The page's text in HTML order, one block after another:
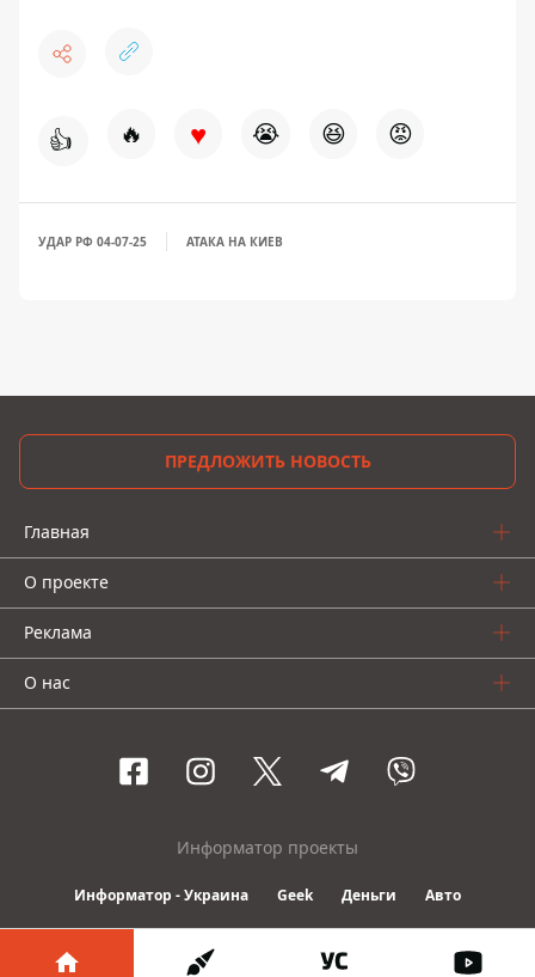
👍 🔥 ♥ 😭 😆 😡
УДАР РФ 04-07-25 АТАКА НА КИЕВ
ПРЕДЛОЖИТЬ НОВОСТЬ
Главная
О проекте
Реклама
О нас
Информатор проекты
Информатор - Украина Geek Деньги Авто
© 2016-2026 Informator